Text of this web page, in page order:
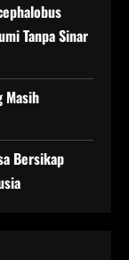
Tanpa Sinar
Masih
Bersikap